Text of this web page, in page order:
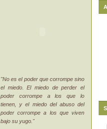
"No es el poder que corrompe sino
el miedo. El miedo de perder el
poder corrompe a los que lo
tienen, y el miedo del abuso del
poder corrompe a los que viven
bajo su yugo."